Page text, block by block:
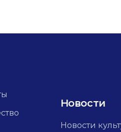
Новости
Новости